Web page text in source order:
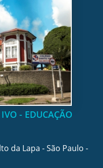
- EDUCAÇÃO
da Lapa - São Paulo -